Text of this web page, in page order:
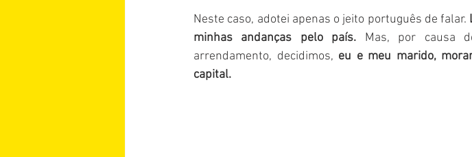
Neste caso, adotei apenas o jeito português de falar.
minhas andanças pelo país. Mas, por causa
arrendamento, decidimos, eu e meu marido,
capital.